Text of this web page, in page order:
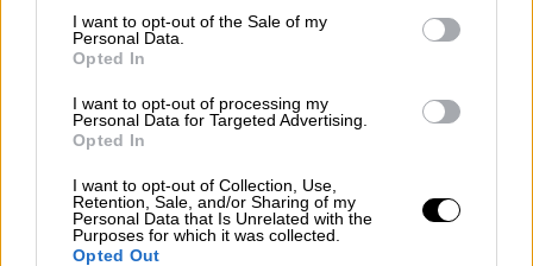
consent section.
I want to opt-out of the Sale of my
Personal Data.
Opted In
I want to opt-out of processing my
Personal Data for Targeted Advertising.
Opted In
I want to opt-out of Collection, Use,
Retention, Sale, and/or Sharing of my
Personal Data that Is Unrelated with the
Purposes for which it was collected.
Opted Out
Ελλάδα|14.04.2026 15:29
BBC: Η Ελλάδα στρατολογεί
μασκοφόρους μετανάστες για
επαναπροωθήσεις - Τι απαντά η ΕΛΑΣ
Οι σοκαριστικές καταγγελίες έρευνας του
BBC και οι απαντήσεις της ΕΛΑΣ